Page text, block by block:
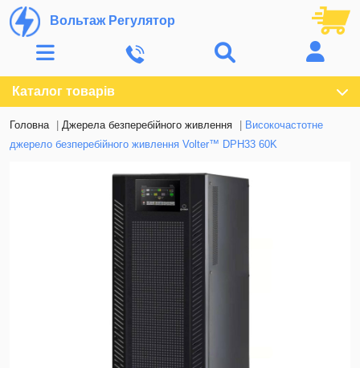
Вольтаж Регулятор
Каталог товарів
Головна Джерела безперебійного живлення
Високочастотне
джерело безперебійного живлення Volter™ DPH33 60K